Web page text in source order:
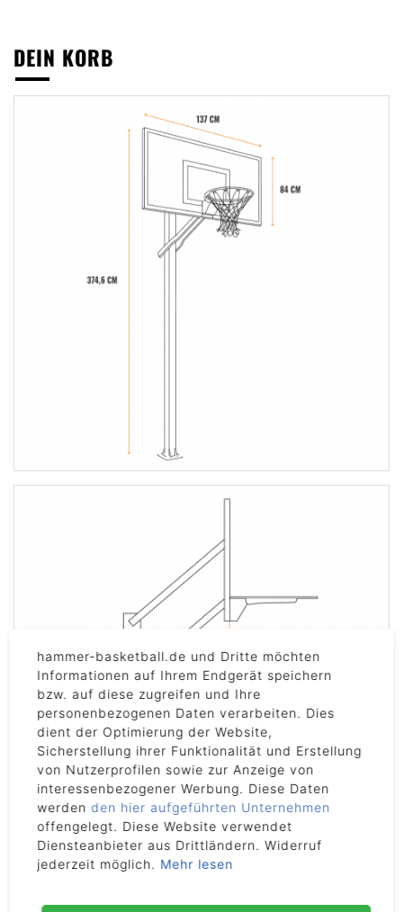
DEIN KORB
hammer-basketball.de und Dritte möchten
Informationen auf Ihrem Endgerät speichern
bzw. auf diese zugreifen und Ihre
personenbezogenen Daten verarbeiten. Dies
dient der Optimierung der Website,
Sicherstellung ihrer Funktionalität und Erstellung
von Nutzerprofilen sowie zur Anzeige von
interessenbezogener Werbung. Diese Daten
werdenden hier aufgeführten Unternehmen
offengelegt. Diese Website verwendet
Diensteanbieter aus Drittländern. Widerruf
jederzeit möglich. Mehr lesen